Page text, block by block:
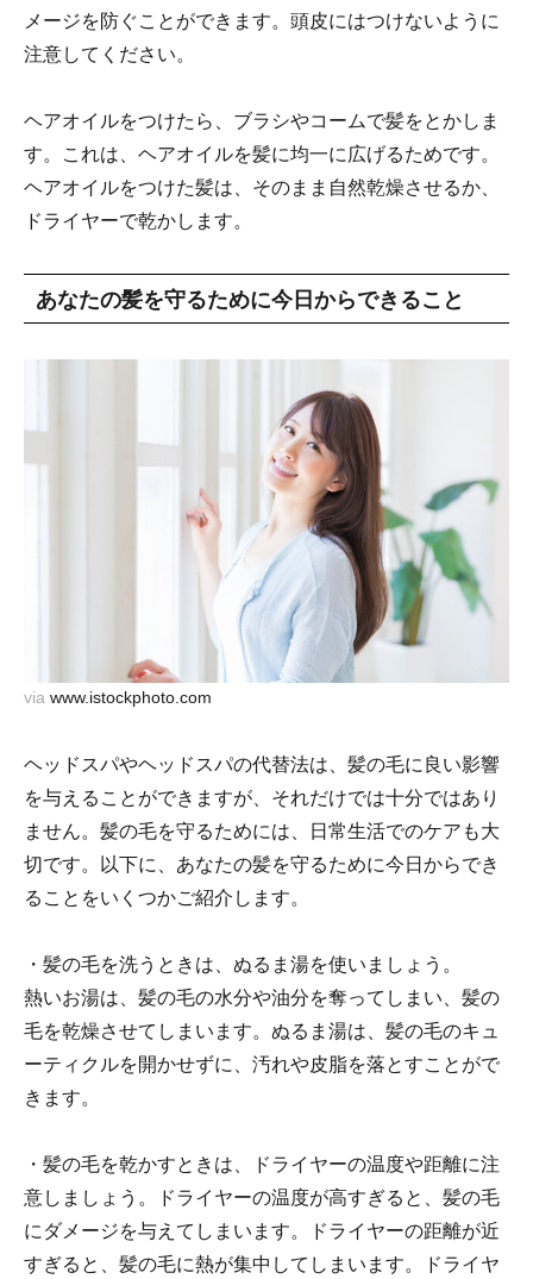
メージを防ぐことができます。頭皮にはつけないように
注意してください。
ヘアオイルをつけたら、ブラシやコームで髪をとかしま
す。これは、ヘアオイルを髪に均一に広げるためです。
ヘアオイルをつけた髪は、そのまま自然乾燥させるか、
ドライヤーで乾かします。
あなたの髪を守るために今日からできること
via www.istockphoto.com
ヘッドスパやヘッドスパの代替法は、髪の毛に良い影響
を与えることができますが、それだけでは十分ではあり
ません。髪の毛を守るためには、日常生活でのケアも大
切です。以下に、あなたの髪を守るために今日からでき
ることをいくつかご紹介します。
・髪の毛を洗うときは、ぬるま湯を使いましょう。
熱いお湯は、髪の毛の水分や油分を奪ってしまい、髪の
毛を乾燥させてしまいます。ぬるま湯は、髪の毛のキュ
ーティクルを開かせずに、汚れや皮脂を落とすことがで
きます。
・髪の毛を乾かすときは、ドライヤーの温度や距離に注
意しましょう。ドライヤーの温度が高すぎると、髪の毛
にダメージを与えてしまいます。ドライヤーの距離が近
すぎると、髪の毛に熱が集中してしまいます。ドライヤ